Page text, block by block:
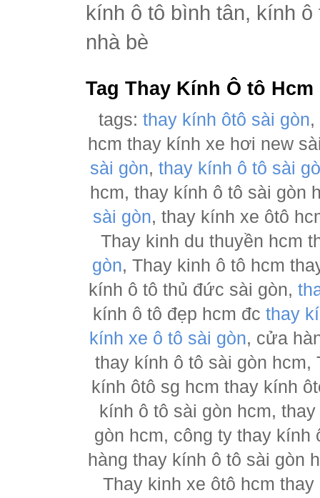
kính ô tô bình tân, kính
nhà bè
Tag Thay Kính Ô tô Hcm
tags:thay kính ôtô sài gòn,
hcm thay kính xe hơi new
sài gòn,thay kính ô tô sài
hcm, thay kính ô tô sài gòn
sài gòn, thay kính xe ôtô
Thay kinh du thuyền hcm
gòn, Thay kinh ô tô hcm
kính ô tô thủ đức sài gòn,
kính ô tô đẹp hcm đc thay
kính xe ô tô sài gòn, cửa
thay kính ô tô sài gòn hcm,
kính ôtô sg hcm thay kính
kính ô tô sài gòn hcm,
gòn hcm, công ty thay
hàng thay kính ô tô sài gòn
Thay kinh xe ôtô hcm